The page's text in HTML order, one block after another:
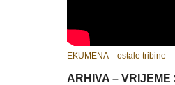
EKUMENA – ostale tribine
ARHIVA – VRIJEME